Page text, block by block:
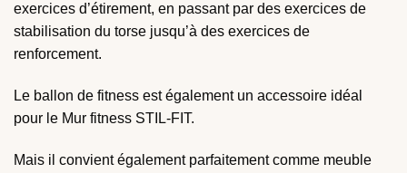
exercices d’étirement, en passant par des exercices de
stabilisation du torse jusqu’à des exercices de
renforcement.
Le ballon de fitness est également un accessoire idéal
pour le Mur fitness STIL-FIT.
Mais il convient également parfaitement comme meuble